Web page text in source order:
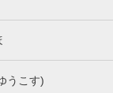
うこす)